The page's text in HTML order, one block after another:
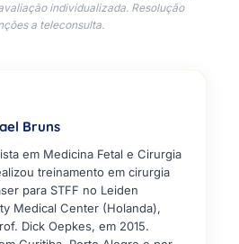
individualizada. Resolução
a teleconsulta.
Bruns
em Medicina Fetal e Cirurgia
treinamento em cirurgia
para STFF no Leiden
Medical Center (Holanda),
Dick Oepkes, em 2015.